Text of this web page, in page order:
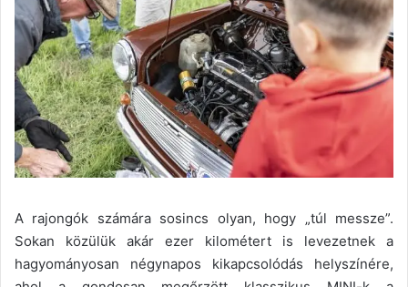
A rajongók számára sosincs olyan, hogy „túl messze”.
Sokan közülük akár ezer kilométert is levezetnek a
hagyományosan négynapos kikapcsolódás helyszínére,